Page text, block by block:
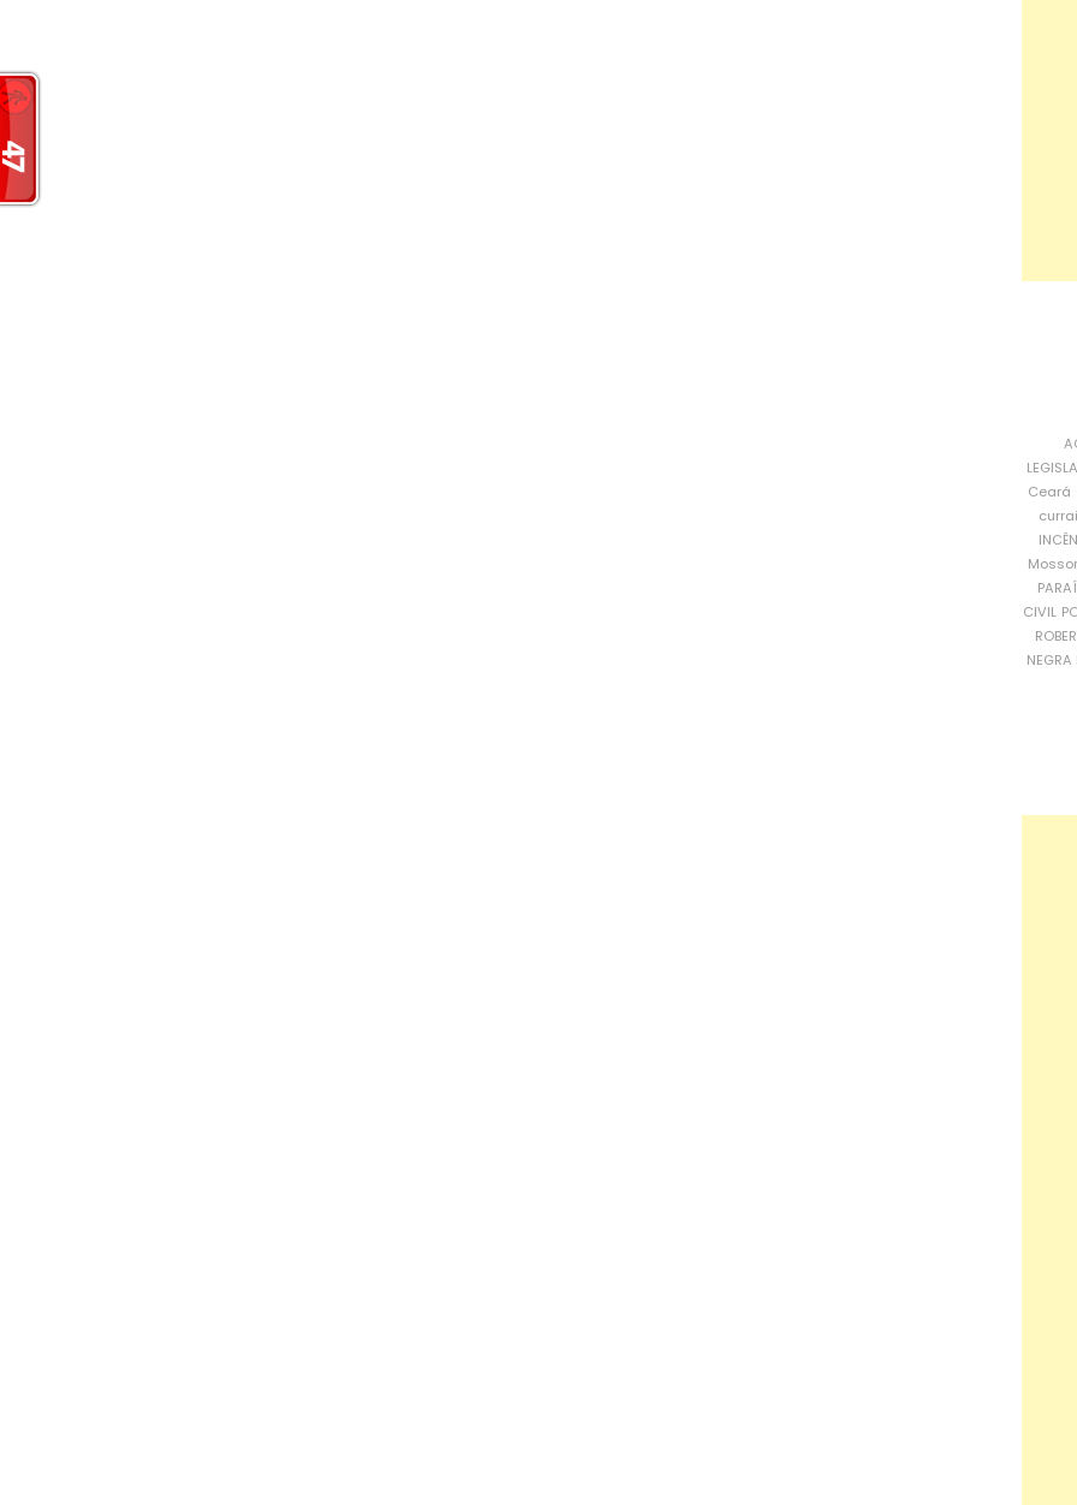
Ceará
CIVIL
NEGRA